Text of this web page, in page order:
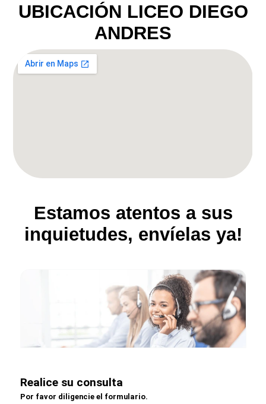
UBICACIÓN LICEO DIEGO
ANDRES
Estamos atentos a sus
inquietudes, envíelas ya!
Realice su consulta
Por favor diligencie el formulario.